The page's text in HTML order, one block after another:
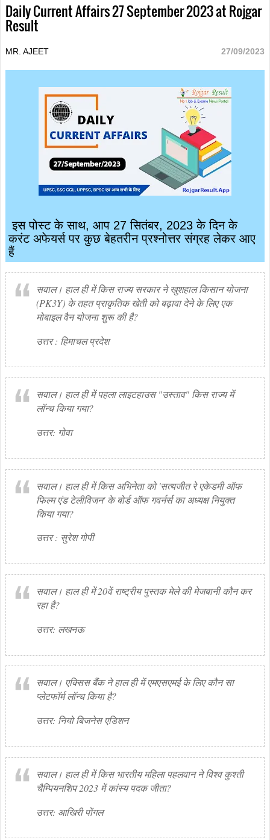
Daily Current Affairs 27 September 2023 at Rojgar
Result
MR. AJEET 27/09/2023
इस पोस्ट के साथ, आप 27 सितंबर, 2023 के दिन के
करंट अफेयर्स पर कुछ बेहतरीन प्रश्नोत्तर संग्रह लेकर आए
हैं
सवाल। हाल ही में किस राज्य सरकार ने खुशहाल किसान योजना
(PK3Y) के तहत प्राकृतिक खेती को बढ़ावा देने के लिए एक
मोबाइल वैन योजना शुरू की है?
उत्तर : हिमाचल प्रदेश
सवाल। हाल ही में पहला लाइटहाउस "उस्ताव" किस राज्य में
लॉन्च किया गया?
उत्तर: गोवा
सवाल। हाल ही में किस अभिनेता को 'सत्यजीत रे एकेडमी ऑफ
फिल्म एंड टेलीविजन' के बोर्ड ऑफ गवर्नर्स का अध्यक्ष नियुक्त
किया गया?
उत्तर : सुरेश गोपी
सवाल। हाल ही में 20वें राष्ट्रीय पुस्तक मेले की मेजबानी कौन कर
रहा है?
उत्तर: लखनऊ
सवाल। एक्सिस बैंक ने हाल ही में एमएसएमई के लिए कौन सा
प्लेटफॉर्म लॉन्च किया है?
उत्तर: नियो बिजनेस एडिशन
सवाल। हाल ही में किस भारतीय महिला पहलवान ने विश्व कुश्ती
चैम्पियनशिप 2023 में कांस्य पदक जीता?
उत्तर: आखिरी पोंगल